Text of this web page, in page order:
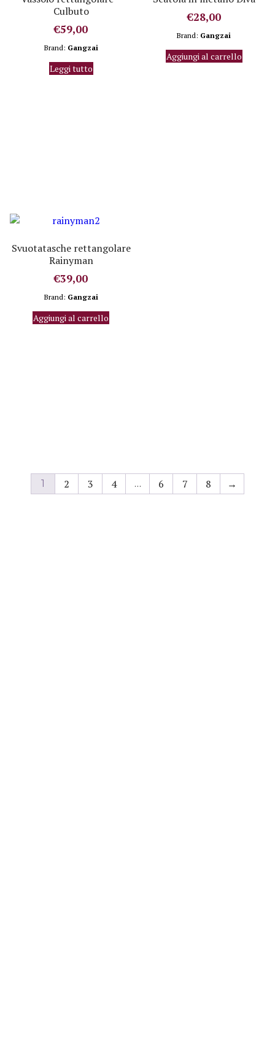
Culbuto
€59,00
Brand: Gangzai
Leggi tutto
€28,00
Brand: Gangzai
Aggiungi al carrello
Svuotatasche rettangolare
Rainyman
€39,00
Brand: Gangzai
Aggiungi al carrello
1 2 3 4 … 6 7 8 →